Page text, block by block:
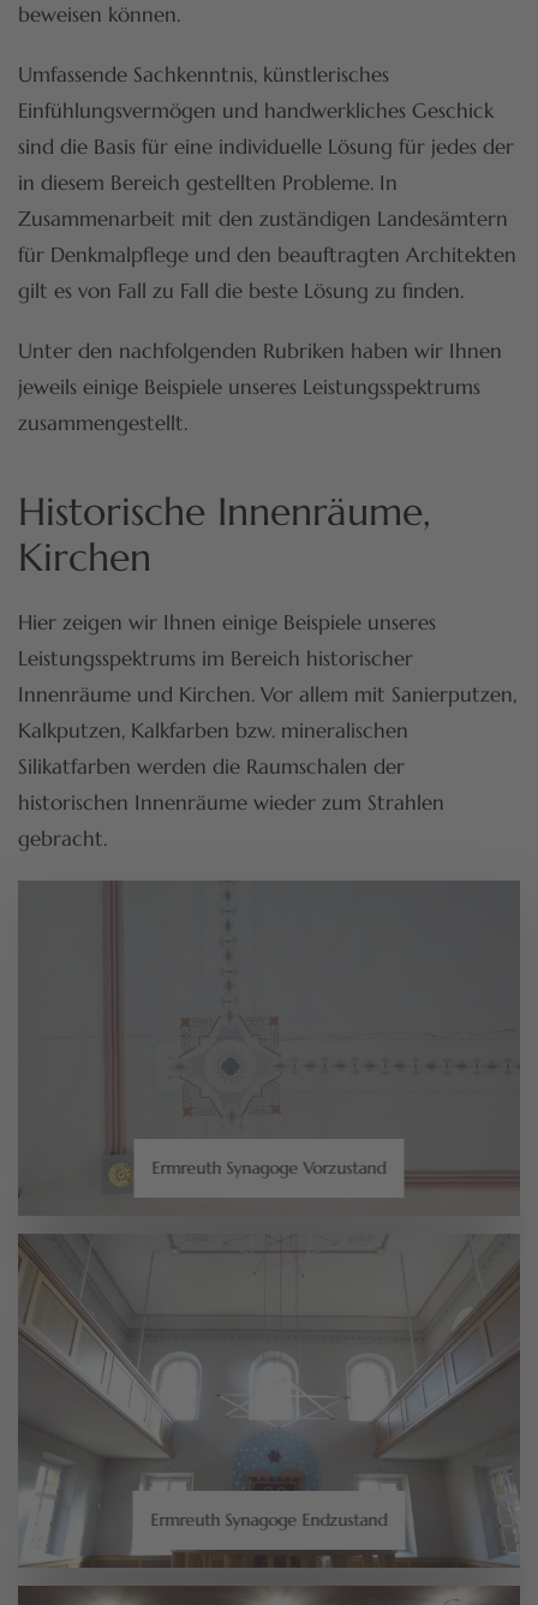
beweisen können.
Umfassende Sachkenntnis, künstlerisches
Einfühlungsvermögen und handwerkliches Geschick
sind die Basis für eine individuelle Lösung für jedes der
in diesem Bereich gestellten Probleme. In
Zusammenarbeit mit den zuständigen Landesämtern
für Denkmalpflege und den beauftragten Architekten
gilt es von Fall zu Fall die beste Lösung zu finden.
Unter den nachfolgenden Rubriken haben wir Ihnen
jeweils einige Beispiele unseres Leistungsspektrums
zusammengestellt.
Historische Innenräume,
Kirchen
Hier zeigen wir Ihnen einige Beispiele unseres
Leistungsspektrums im Bereich historischer
Innenräume und Kirchen. Vor allem mit Sanierputzen,
Kalkputzen, Kalkfarben bzw. mineralischen
Silikatfarben werden die Raumschalen der
historischen Innenräume wieder zum Strahlen
gebracht.
Ermreuth Synagoge Vorzustand
Ermreuth Synagoge Endzustand